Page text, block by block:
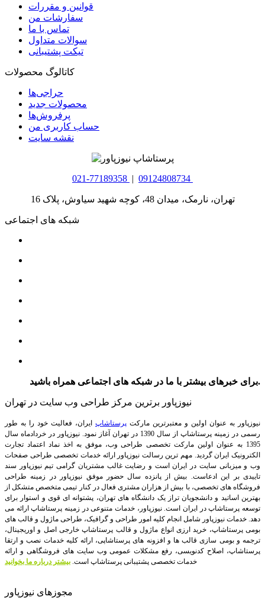
قوانین و مقررات
سفارشات من
تماس با ما
سوالات متداول
تیکت پشتیبانی
کاتالوگ محصولات
حراجی‌ها
محصولات جدید
پرفروش‌ها
حساب کاربری من
نقشه سایت
021-77189358 | 09124808734
تهران، نارمک، میدان 48، کوچه شهید سیاوش، پلاک 16
شبکه های اجتماعی
برای خبرهای بیشتر با ما در شبکه های اجتماعی همراه باشید.
نیوزپاور برترین مرکز طراحی وب سایت در تهران
نیوزپاور به عنوان اولین و معتبرترین مارکت پرستاشاپ ایران، فعالیت خود را به طور
رسمی در زمینه پرستاشاپ از سال 1390 در تهران آغاز نمود. نیوزپاور در خردادماه سال
1395 به عنوان اولین مارکت تخصصی طراحی وب، موفق به اخذ نماد اعتماد تجارت
الکترونیک ایران گردید. مهم ترین رسالت نیوزپاور ارائه خدمات تخصصی طراحی صفحات
وب و میزبانی سایت در ایران است و رضایت غالب مشتریان گرامی تیم نیوزپاور سند
تاییدی بر این ادعاست. بیش از پانزده سال حضور موفق نیوزپاور در زمینه طراحی
فروشگاه های تخصصی، با بیش از هزاران مشتری فعال در کنار تیمی متخصص متشکل از
بهترین اساتید و دانشجویان تراز یک دانشگاه های تهران، پشتوانه ای قوی و استوار برای
توسعه پرستاشاپ در ایران است.نیوزپاور، خدمات متنوعی در زمینه پرستاشاپ ارائه می
دهد. خدمات نیوزپاور شامل انجام کلیه امور طراحی و گرافیک، طراحی ماژول و قالب های
بومی پرستاشاپ، خرید ارزی انواع ماژول و قالب پرستاشاپ خارجی اصل و اوریجینال،
ترجمه و بومی سازی قالب ها و افزونه های پرستاشاپی، ارائه کلیه خدمات نصب و ارتقا
پرستاشاپ، اصلاح کدنویسی، رفع مشکلات عمومی وب سایت های فروشگاهی و ارائه
خدمات تخصصی پشتیبانی پرستاشاپ است. بیشتر درباره ما بخوانید
مجوزهای نیوزپاور